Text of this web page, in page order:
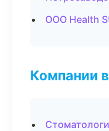
ООО Health
Компании